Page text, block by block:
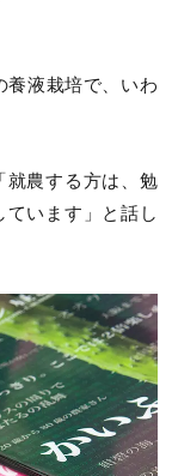
養液栽培で、いわ
就農する方は、勉
います」と話し